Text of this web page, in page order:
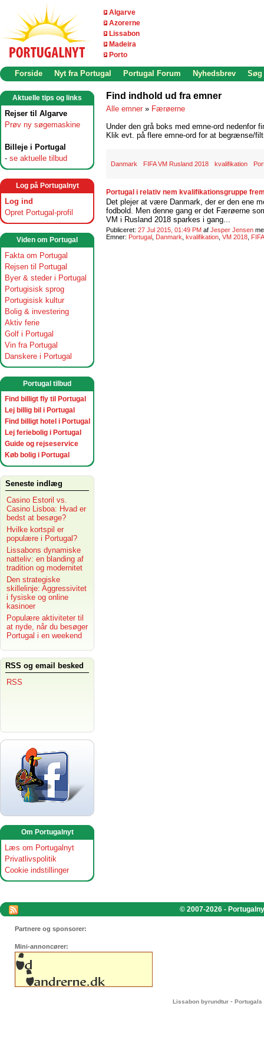
Algarve
Azorerne
Lissabon
Madeira
Porto
Forside Nyt fra Portugal Portugal Forum Nyhedsbrev Søg
Aktuelle tips og links
Rejser til Algarve
Prøv ny søgemaskine
Billeje i Portugal
- se aktuelle tilbud
Log på Portugalnyt
Log ind
Opret Portugal-profil
Viden om Portugal
Fakta om Portugal
Rejsen til Portugal
Byer & steder i Portugal
Portugisisk sprog
Portugisisk kultur
Bolig & investering
Aktiv ferie
Golf i Portugal
Vin fra Portugal
Danskere i Portugal
Portugal tilbud
Find billigt fly til Portugal
Lej billig bil i Portugal
Find billigt hotel i Portugal
Lej feriebolig i Portugal
Guide og rejseservice
Køb bolig i Portugal
Seneste indlæg
Casino Estoril vs.
Casino Lisboa: Hvad er
bedst at besøge?
Hvilke kortspil er
populære i Portugal?
Lissabons dynamiske
natteliv: en blanding af
tradition og modernitet
Den strategiske
skillelinje: Aggressivitet
i fysiske og online
kasinoer
Populære aktiviteter til
at nyde, når du besøger
Portugal i en weekend
RSS og email besked
RSS
Om Portugalnyt
Læs om Portugalnyt
Privatlivspolitik
Cookie indstillinger
Find indhold ud fra emner
Alle emner » Færøerne
Under den grå boks med emne-ord nedenfor
Klik evt. på flere emne-ord for at begrænse/
Danmark FIFA VM Rusland 2018 kvalifikation
Portugal i relativ nem kvalifikationsgruppe
Det plejer at være Danmark, der er den ene
fodbold. Men denne gang er det Færøerne
VM i Rusland 2018 sparkes i gang...
Publiceret: 27 Jul 2015, 01:49 PM af Jesper Jensen
Emner: Portugal Danmark kvalifikation VM 2018
© 2007-2026 -
Partnere og sponsorer:
Mini-annoncører:
Lissabon byrundtur - Portugals